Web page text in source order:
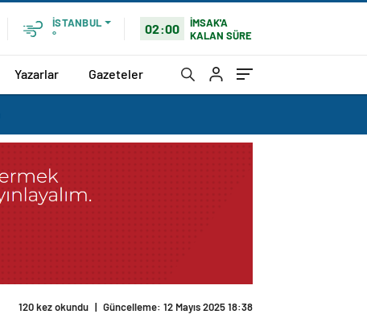
İSTANBUL
°
02:00
İMSAK'A
KALAN SÜRE
Yazarlar Gazeteler
120 kez okundu | Güncelleme: 12 Mayıs 2025 18:38